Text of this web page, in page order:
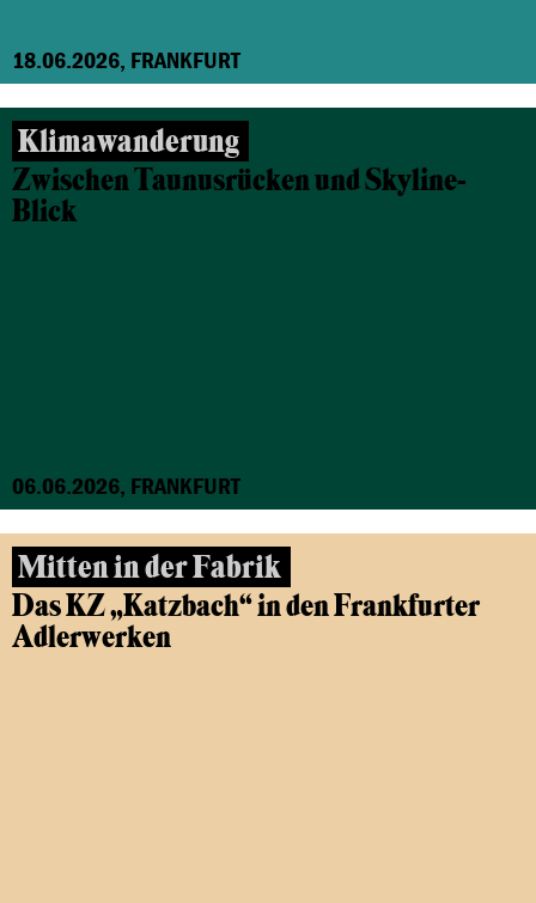
18.06.2026, FRANKFURT
Klimawanderung
Zwischen Taunusrücken und Skyline-
Blick
06.06.2026, FRANKFURT
Mitten in der Fabrik
Das KZ „Katzbach“ in den Frankfurter
Adlerwerken